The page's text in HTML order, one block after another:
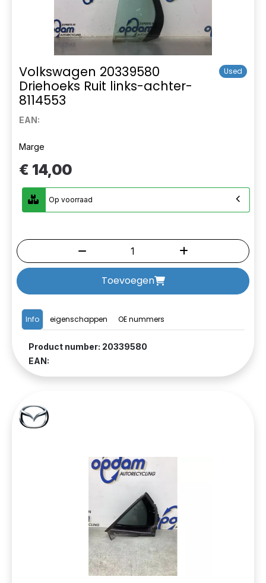
Volkswagen 20339580
Driehoeks Ruit links-achter-
8114553
Used
EAN:
Info eigenschappen OE nummers
Product number: 20339580
EAN:
Marge
€ 14,00
Op voorraad
Toevoegen